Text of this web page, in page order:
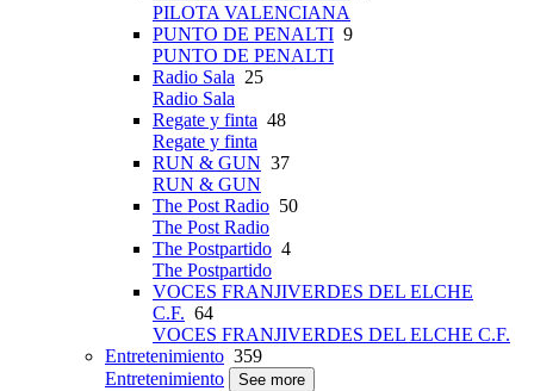
PILOTA VALENCIANA
PUNTO DE PENALTI 9
PUNTO DE PENALTI
Radio Sala 25
Radio Sala
Regate y finta 48
Regate y finta
RUN & GUN 37
RUN & GUN
The Post Radio 50
The Post Radio
The Postpartido 4
The Postpartido
VOCES FRANJIVERDES DEL ELCHE
C.F. 64
VOCES FRANJIVERDES DEL ELCHE C.F.
Entretenimiento 359
Entretenimiento
See more